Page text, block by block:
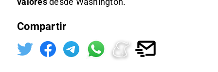
Compartir